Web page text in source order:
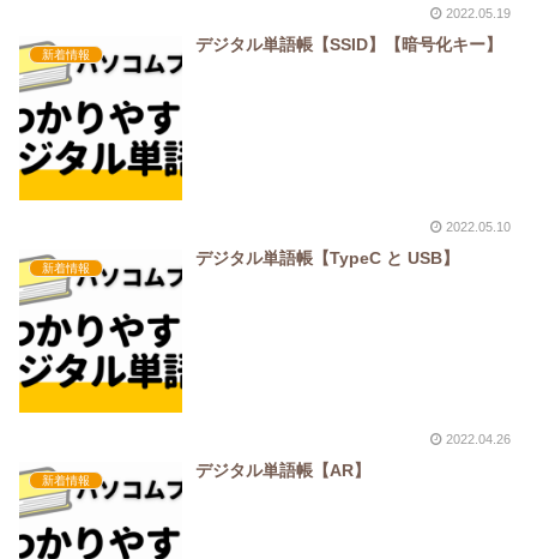
2022.05.19
新着情報
デジタル単語帳【SSID】【暗号化キー】
2022.05.10
新着情報
デジタル単語帳【TypeC と USB】
2022.04.26
新着情報
デジタル単語帳【AR】